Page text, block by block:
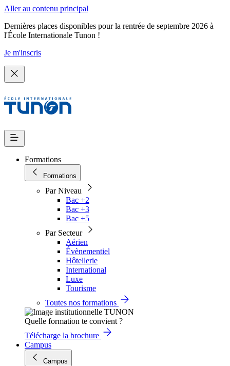
Aller au contenu principal
Dernières places disponibles pour la rentrée de septembre 2026 à
l'École Internationale Tunon !
Je m'inscris
Formations
Formations
Par Niveau
Bac +2
Bac +3
Bac +5
Par Secteur
Aérien
Évènementiel
Hôtellerie
International
Luxe
Tourisme
Toutes nos formations
Quelle formation te convient ?
Télécharge la brochure
Campus
Campus